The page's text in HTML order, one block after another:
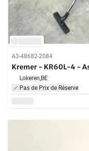
A3-48682-2084
Kremer - KR60L-4 -
Lokeren,BE
Pas de Prix de Réserve